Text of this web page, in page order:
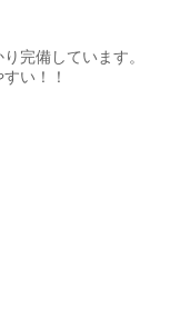
完備しています。
い！！